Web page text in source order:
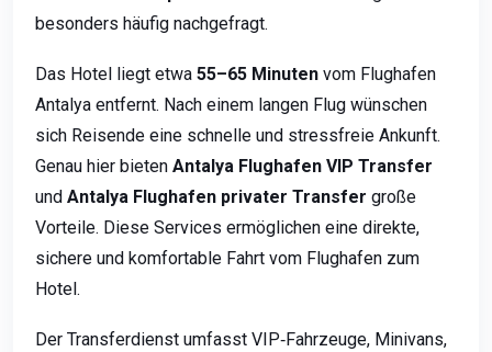
besonders häufig nachgefragt.
Das Hotel liegt etwa 55–65 Minuten vom Flughafen
Antalya entfernt. Nach einem langen Flug wünschen
sich Reisende eine schnelle und stressfreie Ankunft.
Genau hier bieten Antalya Flughafen VIP Transfer
und Antalya Flughafen privater Transfer große
Vorteile. Diese Services ermöglichen eine direkte,
sichere und komfortable Fahrt vom Flughafen zum
Hotel.
Der Transferdienst umfasst VIP‑Fahrzeuge, Minivans,